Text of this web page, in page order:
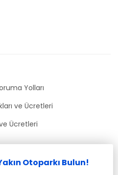
Yolları
ve Ücretleri
Ücretleri
Otoparkı Bulun!